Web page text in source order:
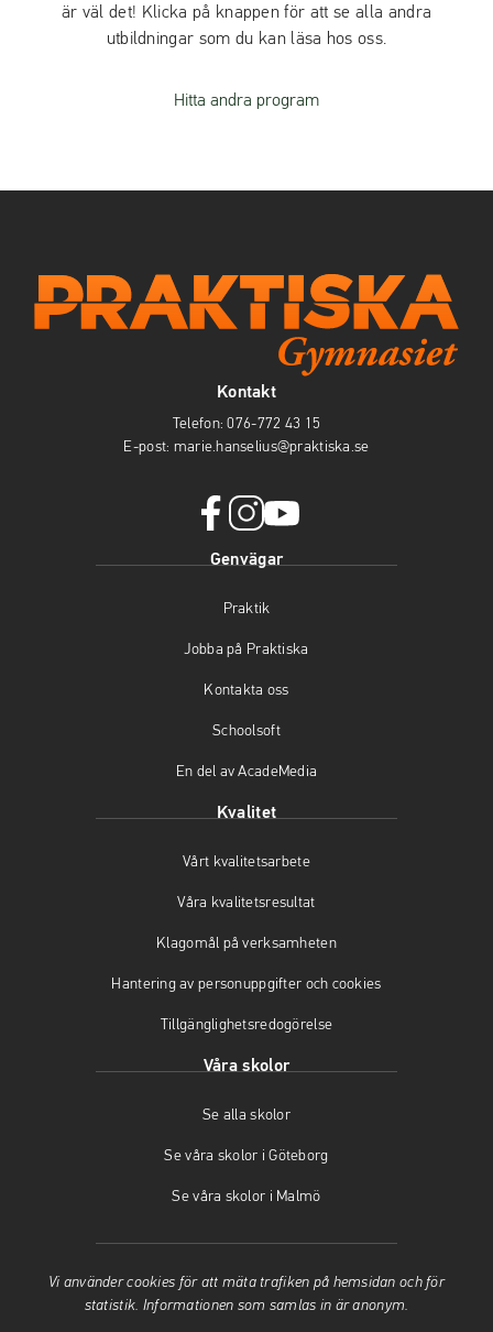
är väl det! Klicka på knappen för att se alla andra
utbildningar som du kan läsa hos oss.
Hitta andra program
Kontakt
Telefon:076-772 43 15
E-post: marie.hanselius@praktiska.se
(öppnas
nytt
(öppnas
nytt
(öppnas
Genvägar
Praktik
Jobba på Praktiska
Kontakta oss
Schoolsoft
En del av AcadeMedia
Kvalitet
Vårt kvalitetsarbete
Våra kvalitetsresultat
Klagomål på verksamheten
Hantering av personuppgifter och cookies
Tillgänglighetsredogörelse
Våra skolor
Se alla skolor
Se våra skolor i Göteborg
Se våra skolor i Malmö
Vi använder cookies för att mäta trafiken på hemsidan och för
statistik. Informationen som samlas in är anonym.